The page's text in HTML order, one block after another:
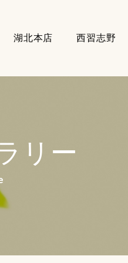
湖北本店 西習志野
リー